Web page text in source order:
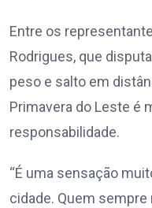
Entre os
Rodrigues, que
peso e salto em
Primavera do Leste é
responsabilidade.
“É uma sensação
cidade. Quem